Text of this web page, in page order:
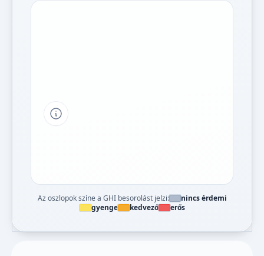
Tipp a grafikon jelmagyarázatához
Az oszlopok színe a GHI besorolást jelzi:
nincs érdemi
gyenge
kedvező erős